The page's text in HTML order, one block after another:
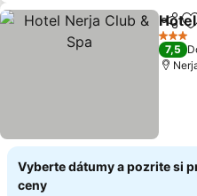
3
7,5
Vyberte dátumy a pozrite si
ceny